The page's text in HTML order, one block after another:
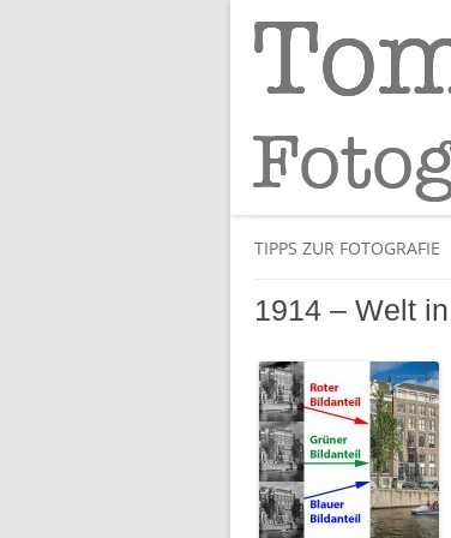
Tom!
Tipps und Tricks und
TIPPS ZUR FOTOGRAFIE
1914 – Welt